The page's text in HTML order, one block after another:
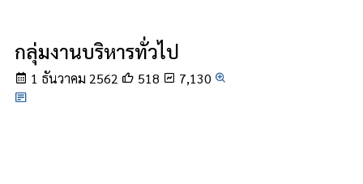
กลุ่มงานบริหารทั่วไป
1 ธันวาคม 2562 518 7,130